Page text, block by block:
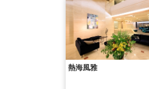
熱海風雅